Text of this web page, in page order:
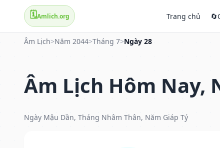
🗓️Amlich.org Trang chủ 🔄
Âm Lịch>Năm 2044>Tháng 7>Ngày 28
Âm Lịch Hôm Nay,
Ngày Mậu Dần, Tháng Nhâm Thân, Năm Giáp Tý